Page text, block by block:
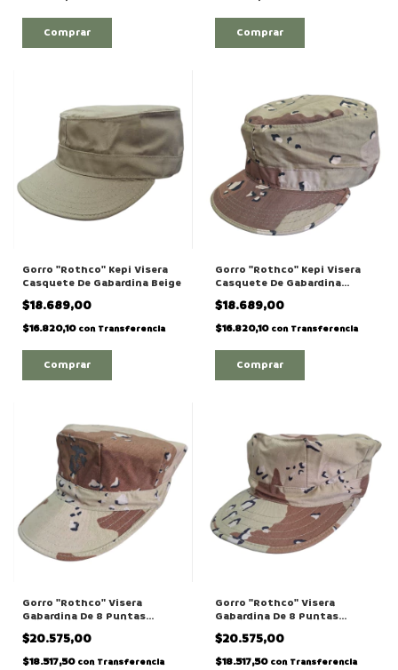
Comprar Comprar
Gorro "Rothco" Kepi Visera
Casquete De Gabardina Beige
$18.689,00
$16.820,10 con Transferencia
Comprar
Gorro "Rothco" Kepi Visera
Casquete De Gabardina
Desert 4 Colores
$18.689,00
$16.820,10 con Transferencia
Comprar
Gorro "Rothco" Visera
Gabardina De 8 Puntas
Camuflado "Desert 4
Colores" Con Logo del
Cuerpo de Marines
$20.575,00
$18.517,50 con Transferencia
Gorro "Rothco" Visera
Gabardina De 8 Puntas
Camuflado "Desert 4
Colores"
$20.575,00
$18.517,50 con Transferencia